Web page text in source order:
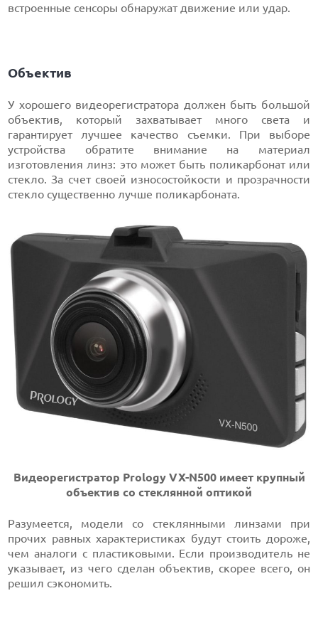
встроенные сенсоры обнаружат движение или удар.
Объектив
У хорошего видеорегистратора должен быть большой
объектив, который захватывает много света и
гарантирует лучшее качество съемки. При выборе
устройства обратите внимание на материал
изготовления линз: это может быть поликарбонат или
стекло. За счет своей износостойкости и прозрачности
стекло существенно лучше поликарбоната.
Видеорегистратор Prology VX-N500 имеет крупный
объектив со стеклянной оптикой
Разумеется, модели со стеклянными линзами при
прочих равных характеристиках будут стоить дороже,
чем аналоги с пластиковыми. Если производитель не
указывает, из чего сделан объектив, скорее всего, он
решил сэкономить.